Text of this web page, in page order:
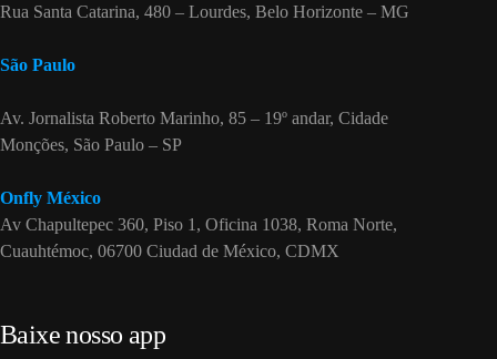
Rua Santa Catarina, 480 – Lourdes, Belo Horizonte – MG
São Paulo
Av. Jornalista Roberto Marinho, 85 – 19º andar, Cidade
Monções, São Paulo – SP
Onfly México
Av Chapultepec 360, Piso 1, Oficina 1038, Roma Norte,
Cuauhtémoc, 06700 Ciudad de México, CDMX
Baixe nosso app